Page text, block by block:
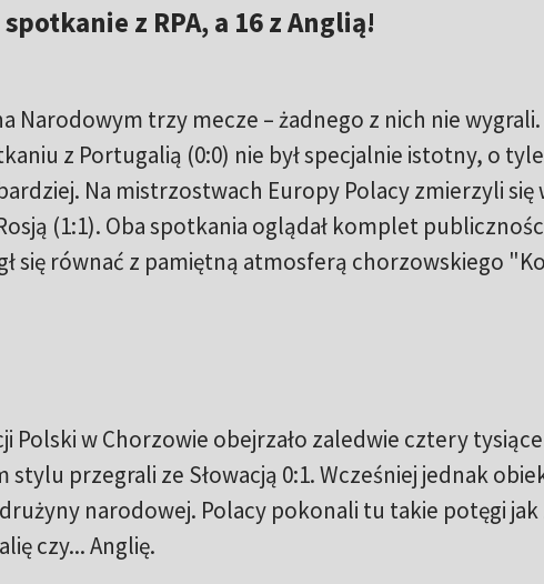
spotkanie z RPA, a 16 z Anglią!
Narodowym trzy mecze – żadnego z nich nie wygrali.
z Portugalią (0:0) nie był specjalnie istotny, o
Na mistrzostwach Europy Polacy zmierzyli się
(1:1). Oba spotkania oglądał komplet
się równać z pamiętną atmosferą chorzowskiego
Polski w Chorzowie obejrzało zaledwie cztery
stylu przegrali ze Słowacją 0:1. Wcześniej jednak
narodowej. Polacy pokonali tu takie potęgi jak
czy... Anglię.